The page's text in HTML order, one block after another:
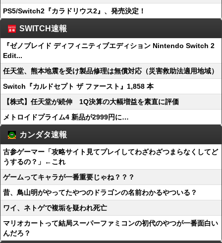
PS5/Switch2『カラドリウス2』、発売決定！
SWITCH速報
『ゼノブレイド ディフィニティブエディション Nintendo Switch 2
Edit...
任天堂、熊本地震を受け製品修理は無償対応（災害救助法適用地域）
Switch『カルドセプト ザ ファースト』1,858 本
【株式】任天堂が続伸 1Q決算の大幅増益を素直に評価
メトロイドプライム4 新品が2999円に…
カンダタ速報
古参ゲーマー「攻略サイト見てプレイしてわざわざつまらなくしてど
うするの？」←これ
ゲームってキャラが一番重要じゃね？？？
昔、鳥山明がやってたやつのドラゴンの名前わかるやついる？
ワイ、ネトゲで複垢を疑われ死亡
マリオカートって結局スーパーファミコンの初代のやつが一番面白い
んだろ？